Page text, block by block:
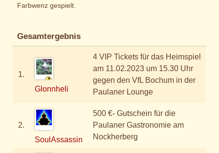
Farbwenz gespielt.
Gesamtergebnis
1.
Glonnheli
4 VIP Tickets für das Heimspiel
am 11.02.2023 um 15.30 Uhr
gegen den VfL Bochum in der
Paulaner Lounge
2.
SoulAssassin
500 €- Gutschein für die
Paulaner Gastronomie am
Nockherberg